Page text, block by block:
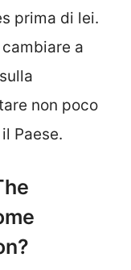
prima di lei.
a
non poco
Paese.